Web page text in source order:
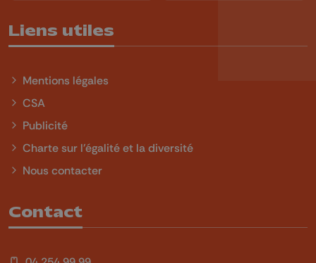
Liens utiles
Mentions légales
CSA
Publicité
Charte sur l'égalité et la diversité
Nous contacter
Contact